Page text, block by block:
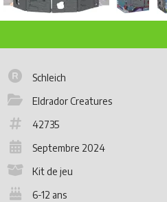
Schleich
Eldrador Creatures
42735
Septembre 2024
Kit de jeu
6-12 ans